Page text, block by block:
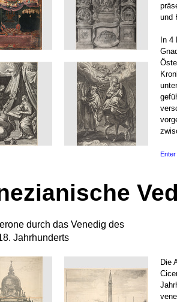
und
In 4
Enter
durch das Venedig des
Jahrhunderts
Die